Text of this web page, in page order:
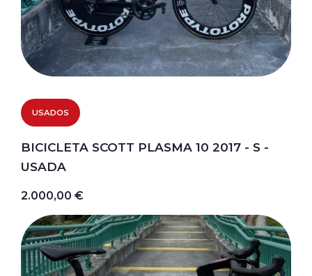
USADOS
BICICLETA SCOTT PLASMA 10 2017 - S -
USADA
2.000,00 €